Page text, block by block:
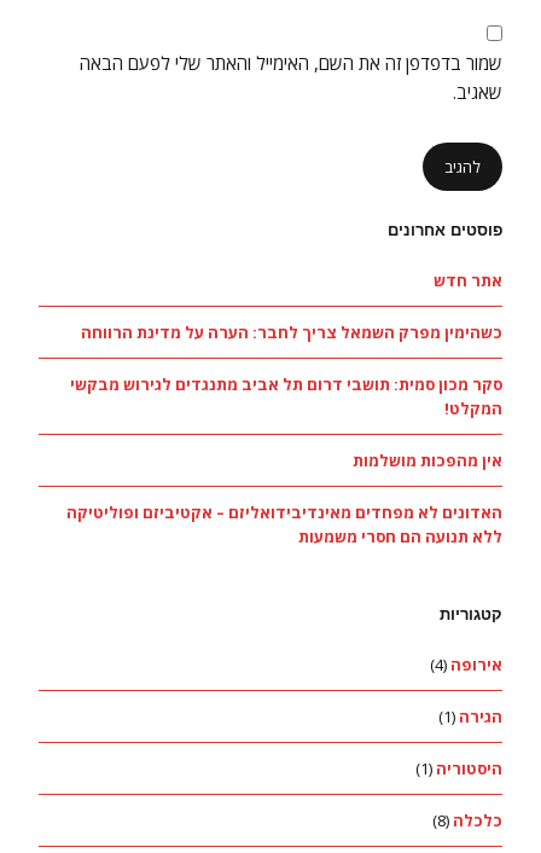
שמור בדפדפן זה את השם, האימייל והאתר שלי לפעם הבאה
שאגיב.
פוסטים אחרונים
אתר חדש
כשהימין מפרק השמאל צריך לחבר: הערה על מדינת הרווחה
סקר מכון סמית: תושבי דרום תל אביב מתנגדים לגירוש מבקשי
המקלט!
אין מהפכות מושלמות
האדונים לא מפחדים מאינדיבידואליזם – אקטיביזם ופוליטיקה
ללא תנועה הם חסרי משמעות
קטגוריות
אירופה (4)
הגירה (1)
היסטוריה (1)
כלכלה (8)